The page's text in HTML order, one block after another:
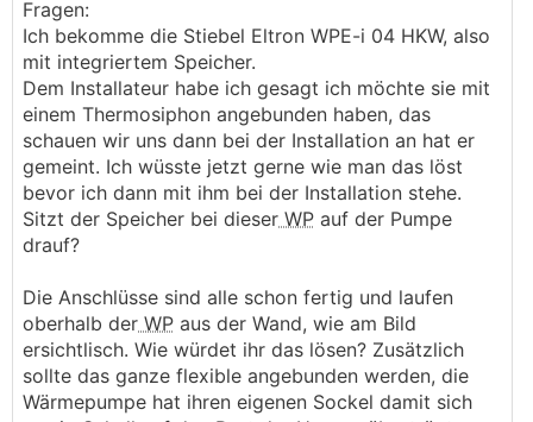
Fragen:
Ich bekomme die Stiebel Eltron WPE-i 04 HKW, also
mit integriertem Speicher.
Dem Installateur habe ich gesagt ich möchte sie mit
einem Thermosiphon angebunden haben, das
schauen wir uns dann bei der Installation an hat er
gemeint. Ich wüsste jetzt gerne wie man das löst
bevor ich dann mit ihm bei der Installation stehe.
Sitzt der Speicher bei dieser WP auf der Pumpe
drauf?
Die Anschlüsse sind alle schon fertig und laufen
oberhalb der WP aus der Wand, wie am Bild
ersichtlisch. Wie würdet ihr das lösen? Zusätzlich
sollte das ganze flexible angebunden werden, die
Wärmepumpe hat ihren eigenen Sockel damit sich